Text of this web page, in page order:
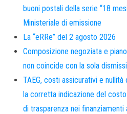
buoni postali della serie “18
Ministeriale di emissione
La “eRRe” del 2 agosto 2026
Composizione negoziata e
non coincide con la sola
TAEG, costi assicurativi e
la corretta indicazione del
di trasparenza nei finanziamenti